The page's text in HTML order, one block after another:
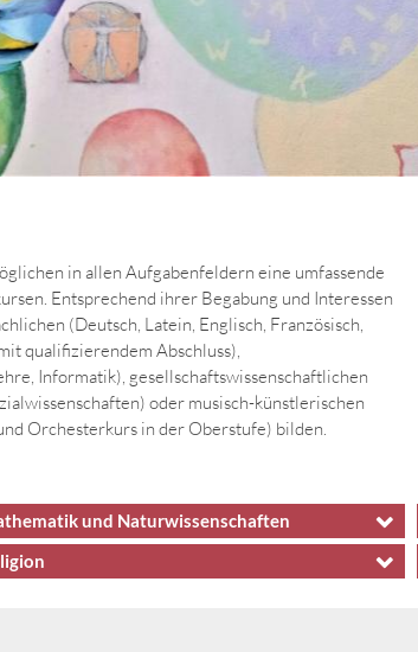
in allen Aufgabenfeldern eine umfassende
Entsprechend ihrer Begabung und Interessen
(Deutsch, Latein, Englisch, Französisch,
qualifizierendem Abschluss),
Informatik), gesellschaftswissenschaftlichen
oder musisch-künstlerischen
Orchesterkurs in der Oberstufe) bilden.
und Naturwissenschaften